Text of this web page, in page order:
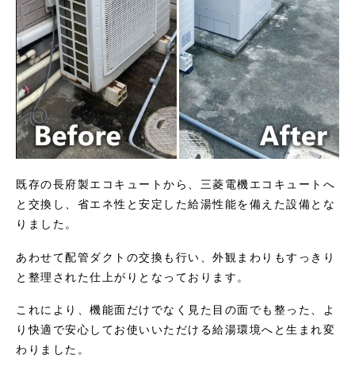
既存の長府製エコキュートから、三菱電機エコキュートへ
と交換し、省エネ性と安定した給湯性能を備えた設備とな
りました。
あわせて配管ダクトの交換も行い、外観まわりもすっきり
と整理された仕上がりとなっております。
これにより、機能面だけでなく見た目の面でも整った、よ
り快適で安心してお使いいただける給湯環境へと生まれ変
わりました。